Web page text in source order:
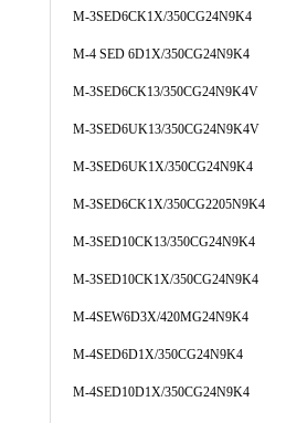
M-3SED6CK1X/350CG24N9K4
M-4 SED 6D1X/350CG24N9K4
M-3SED6CK13/350CG24N9K4V
M-3SED6UK13/350CG24N9K4V
M-3SED6UK1X/350CG24N9K4
M-3SED6CK1X/350CG2205N9K4
M-3SED10CK13/350CG24N9K4
M-3SED10CK1X/350CG24N9K4
M-4SEW6D3X/420MG24N9K4
M-4SED6D1X/350CG24N9K4
M-4SED10D1X/350CG24N9K4